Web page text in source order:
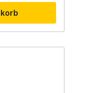
Griffe
500D
12ft Ruten